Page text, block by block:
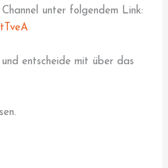
unter folgendem Link:
entscheide mit über das